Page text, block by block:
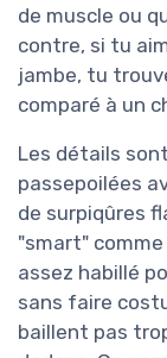
de muscle ou
contre, si tu
jambe, tu
comparé à un
Les détails
passepoilées
de surpiqûres
"smart"
assez habillé
sans faire
baillent pas